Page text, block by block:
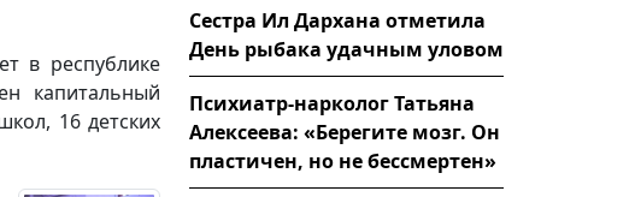
в республике
капитальный
16 детских
Сестра Ил Дархана отметила
День рыбака удачным уловом
Психиатр-нарколог Татьяна
Алексеева: «Берегите мозг. Он
пластичен, но не бессмертен»